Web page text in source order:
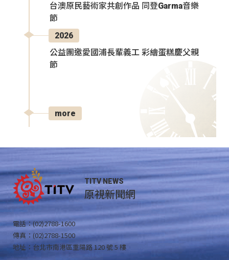
台澳原民藝術家共創作品 同登Garma音樂
節
2026
公益團邀愛國浦長輩義工 彩繪蛋糕慶父親
節
more
TITV NEWS
原視新聞網
電話：(02)2788-1600
傳真：(02)2788-1500
地址：台北市南港區重陽路 120 號 5 樓